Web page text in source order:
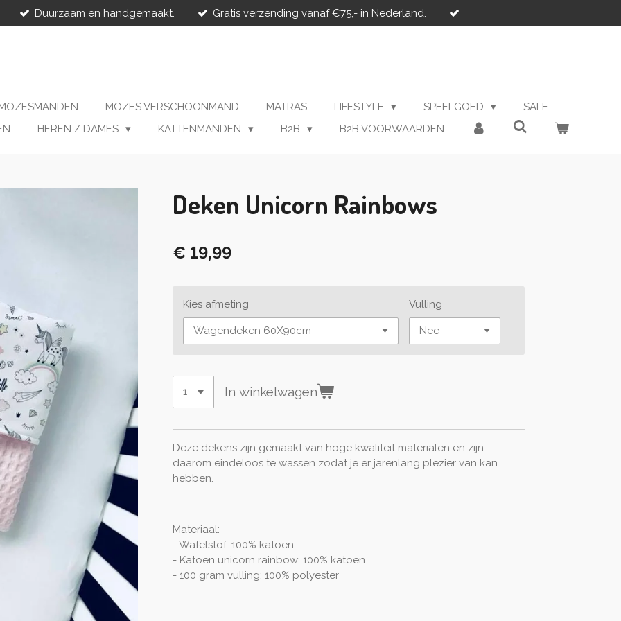
Duurzaam en handgemaakt. Gratis verzending vanaf €75,- in Nederland.
MOZES VERSCHOONMAND MATRAS LIFESTYLE SPEELGOED
SALE
HEREN / DAMES KATTENMANDEN B2B B2B VOORWAARDEN
Deken Unicorn Rainbows
€ 19,99
Kies afmeting Vulling
In winkelwagen
Deze dekens zijn gemaakt van hoge kwaliteit materialen en zijn
daarom eindeloos te wassen zodat je er jarenlang plezier van kan
hebben.
Materiaal:
- Wafelstof: 100% katoen
- Katoen unicorn rainbow: 100% katoen
- 100 gram vulling: 100% polyester